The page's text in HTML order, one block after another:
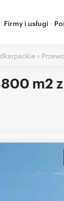
Firmy i usługi
›
m2